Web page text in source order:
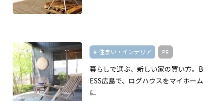
住まい・インテリア PR
暮らしで選ぶ、新しい家の買い方。B
ESS広島で、ログハウスをマイホーム
に